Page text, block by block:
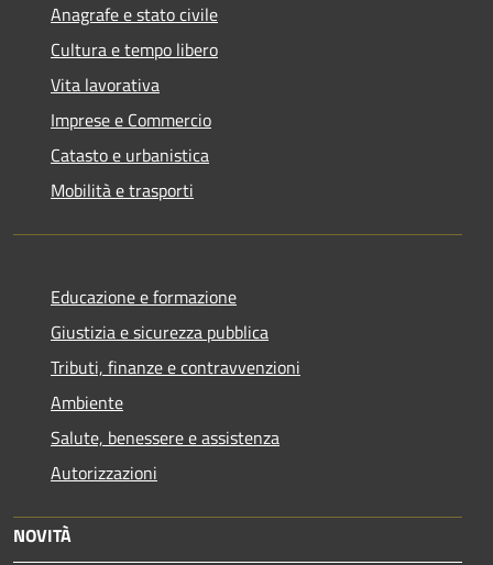
Anagrafe e stato civile
Cultura e tempo libero
Vita lavorativa
Imprese e Commercio
Catasto e urbanistica
Mobilità e trasporti
Educazione e formazione
Giustizia e sicurezza pubblica
Tributi, finanze e contravvenzioni
Ambiente
Salute, benessere e assistenza
Autorizzazioni
NOVITÀ